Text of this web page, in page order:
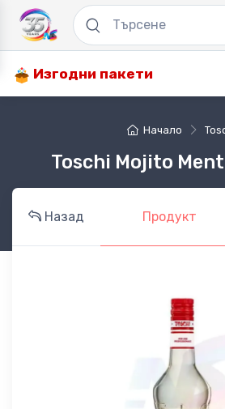
Изгодни пакети
Начало
Toschi Mojito
Назад Продукт